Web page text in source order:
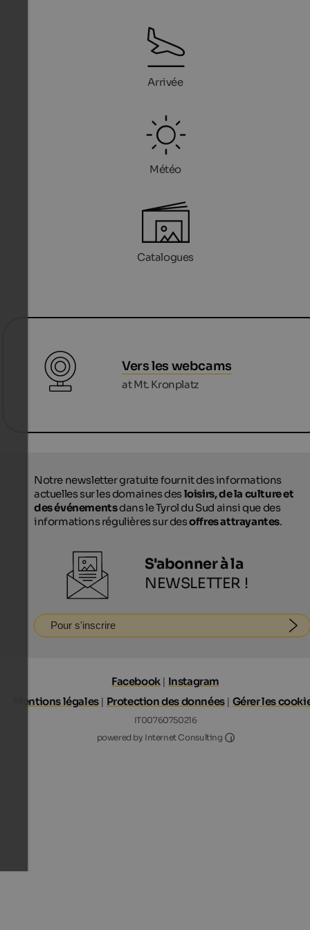
Arrivée
Météo
Catalogues
Vers les webcams
at Mt. Kronplatz
Notre newsletter gratuite fournit des informations
actuelles sur les domaines desloisirs, de la culture et
des événementsdans le Tyrol du Sud ainsi que des
informations régulières sur desoffres attrayantes.
S'abonner à la
NEWSLETTER !
Pour s'inscrire
Facebook| Instagram
Mentions légales| Protection des données| Gérer les
IT00760750216
powered by Internet Consulting
Internet